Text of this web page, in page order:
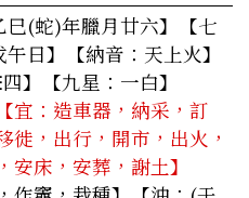
巳(蛇)年臘月廿六】【七
日】【納音：天上火】
】【九星：一白】
【宜：造車器，納采，訂
徙，出行，開市，出火，
安床，安葬，謝土】